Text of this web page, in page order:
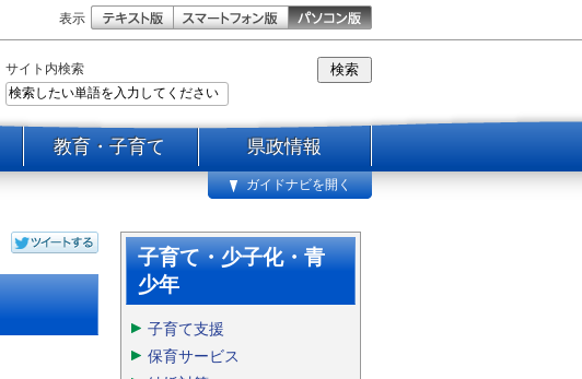
表示
サイト内検索
教育・子育て 県政情報
ガイドナビを開く
子育て・少子化・青
少年
子育て支援
保育サービス